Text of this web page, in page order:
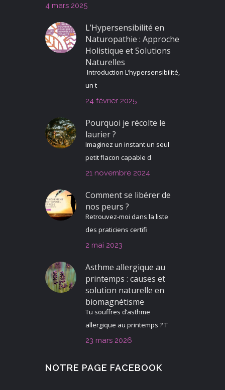
4 mars 2025
L’Hypersensibilité en
Naturopathie : Approche
Holistique et Solutions
Naturelles
Introduction L’hypersensibilité,
un t
24 février 2025
Pourquoi je récolte le
laurier ?
Imaginez un instant un seul
petit flacon capable d
21 novembre 2024
Comment se libérer de
nos peurs ?
Retrouvez-moi dans la liste
des praticiens certifi
2 mai 2023
Asthme allergique au
printemps : causes et
solution naturelle en
biomagnétisme
Tu souffres d’asthme
allergique au printemps ? T
23 mars 2026
NOTRE PAGE FACEBOOK